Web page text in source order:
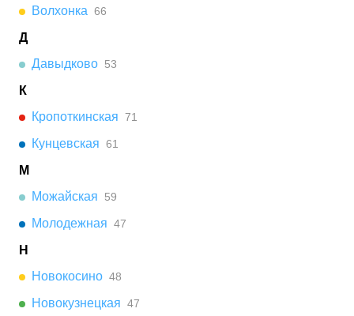
Волхонка 66
Д
Давыдково 53
К
Кропоткинская 71
Кунцевская 61
М
Можайская
59
Молодежная 47
Н
Новокосино 48
Новокузнецкая 47